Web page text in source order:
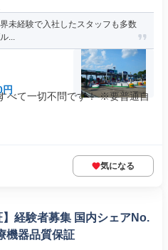
未経験で入社したスタッフも多数
...
べて一切不問です！ ※要普通自
気になる
】経験者募集 国内シェアNo.
機器品質保証